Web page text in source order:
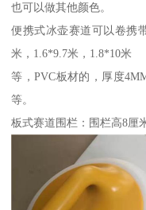
也可以做其他颜色。
便携式冰壶赛道可以卷携
米，1.6*9.7米，1.8*10米
等，PVC板材的，厚度
等。
板式赛道围栏：围栏高8厘